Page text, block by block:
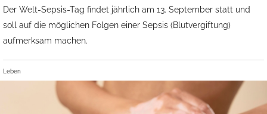
Der Welt-Sepsis-Tag findet jährlich am 13. September statt und
soll auf die möglichen Folgen einer Sepsis (Blutvergiftung)
aufmerksam machen.
Leben